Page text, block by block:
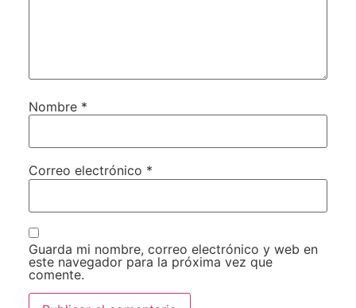
Nombre *
Correo electrónico *
Guarda mi nombre, correo electrónico y web en
este navegador para la próxima vez que
comente.